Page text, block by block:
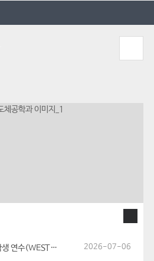
2026년 하반기 한.미대학생 연수(WEST) 참가 안내 2026-07-06